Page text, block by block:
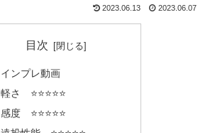
2023.06.13 2023.06.07
目次
インプレ動画
軽さ ⭐️⭐️⭐️⭐️⭐️
感度 ⭐️⭐️⭐️⭐️⭐️